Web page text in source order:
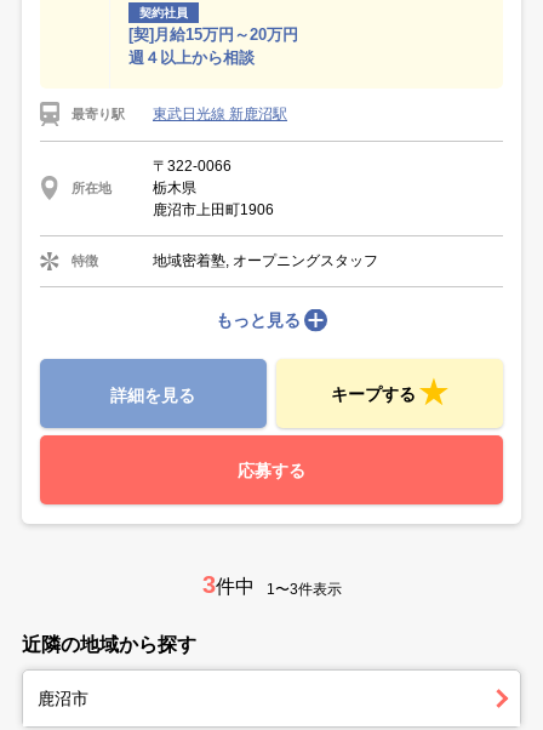
契約社員
[契]月給15万円～20万円
週４以上から相談
最寄り駅 東武日光線 新鹿沼駅
所在地
〒322-0066
栃木県
鹿沼市上田町1906
特徴 地域密着塾, オープニングスタッフ
もっと見る
詳細を見る キープする
応募する
3件中 1〜3件表示
近隣の地域から探す
鹿沼市